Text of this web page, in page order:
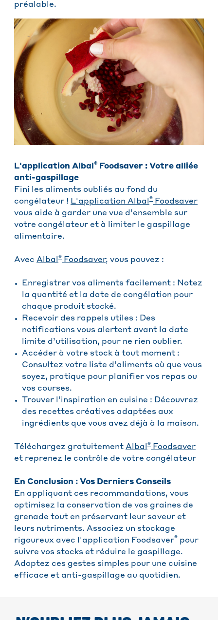
préalable.
L'application Albal ®
Foodsaver : Votre alliée
anti-gaspillage
Fini les aliments oubliés au fond du
congélateur ! L'application Albal ® Foodsaver
vous aide à garder une vue d’ensemble sur
votre congélateur et à limiter le gaspillage
alimentaire.
Avec Albal ® Foodsaver, vous pouvez :
Enregistrer vos aliments facilement : Notez
la quantité et la date de congélation pour
chaque produit stocké.
Recevoir des rappels utiles : Des
notifications vous alertent avant la date
limite d’utilisation, pour ne rien oublier.
Accéder à votre stock à tout moment :
Consultez votre liste d’aliments où que vous
soyez, pratique pour planifier vos repas ou
vos courses.
Trouver l’inspiration en cuisine : Découvrez
des recettes créatives adaptées aux
ingrédients que vous avez déjà à la maison.
Téléchargez gratuitement Albal ® Foodsaver
et reprenez le contrôle de votre congélateur
En Conclusion : Vos Derniers Conseils
En appliquant ces recommandations, vous
optimisez la conservation de vos graines de
grenade tout en préservant leur saveur et
leurs nutriments. Associez un stockage
rigoureux avec l'application Foodsaver® pour
suivre vos stocks et réduire le gaspillage.
Adoptez ces gestes simples pour une cuisine
efficace et anti-gaspillage au quotidien.